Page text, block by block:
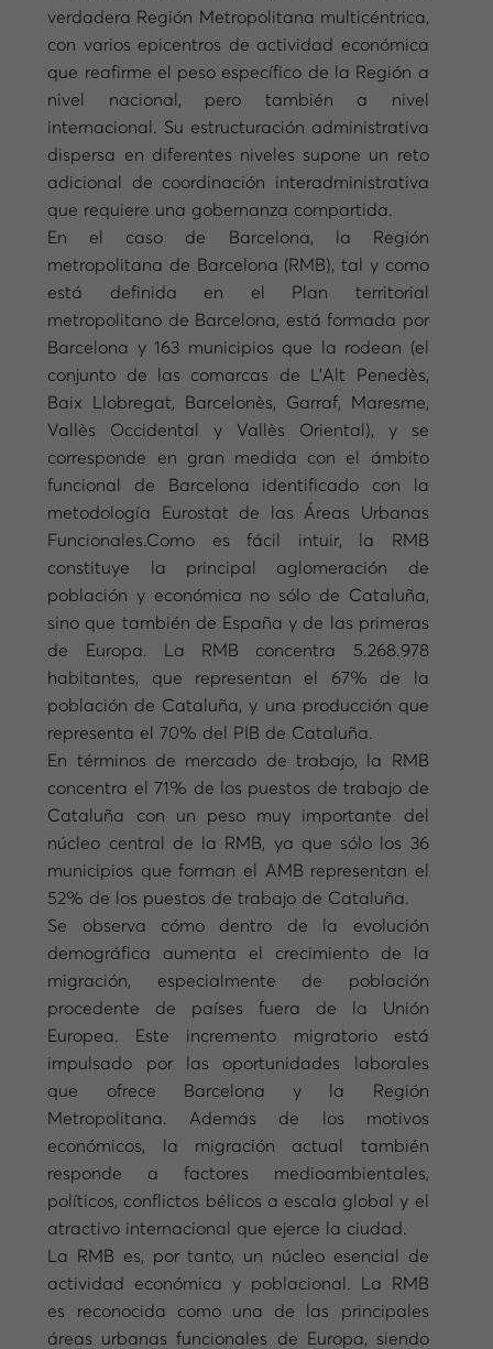
verdadera Región Metropolitana multicéntrica,
con varios epicentros de actividad económica
que reafirme el peso específico de la Región a
nivel nacional, pero también a nivel
internacional. Su estructuración administrativa
dispersa en diferentes niveles supone un reto
adicional de coordinación interadministrativa
que requiere una gobernanza compartida.
En el caso de Barcelona, la Región
metropolitana de Barcelona (RMB), tal y como
está definida en el Plan territorial
metropolitano de Barcelona, está formada por
Barcelona y 163 municipios que la rodean (el
conjunto de las comarcas de L’Alt Penedès,
Baix Llobregat, Barcelonès, Garraf, Maresme,
Vallès Occidental y Vallès Oriental), y se
corresponde en gran medida con el ámbito
funcional de Barcelona identificado con la
metodología Eurostat de las Áreas Urbanas
Funcionales.Como es fácil intuir, la RMB
constituye la principal aglomeración de
población y económica no sólo de Cataluña,
sino que también de España y de las primeras
de Europa. La RMB concentra 5.268.978
habitantes, que representan el 67% de la
población de Cataluña, y una producción que
representa el 70% del PIB de Cataluña.
En términos de mercado de trabajo, la RMB
concentra el 71% de los puestos de trabajo de
Cataluña con un peso muy importante del
núcleo central de la RMB, ya que sólo los 36
municipios que forman el AMB representan el
52% de los puestos de trabajo de Cataluña.
Se observa cómo dentro de la evolución
demográfica aumenta el crecimiento de la
migración, especialmente de población
procedente de países fuera de la Unión
Europea. Este incremento migratorio está
impulsado por las oportunidades laborales
que ofrece Barcelona y la Región
Metropolitana. Además de los motivos
económicos, la migración actual también
responde a factores medioambientales,
políticos, conflictos bélicos a escala global y el
atractivo internacional que ejerce la ciudad.
La RMB es, por tanto, un núcleo esencial de
actividad económica y poblacional. La RMB
es reconocida como una de las principales
áreas urbanas funcionales de Europa, siendo